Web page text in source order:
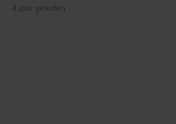
4 jaar geleden